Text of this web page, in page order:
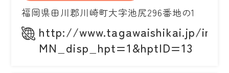
福岡県田川郡川崎町大字池尻296番地の1
http://www.tagawaishikai.jp/
MN_disp_hpt=1&hptID=13